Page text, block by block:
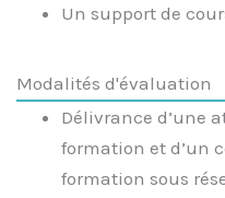
Un support de
Modalités d'évaluation
Délivrance d’une
formation et d’un
formation sous